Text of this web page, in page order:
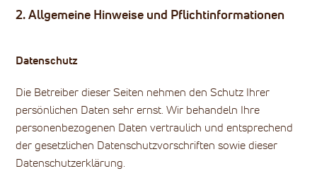
2. Allgemeine Hinweise und Pflichtinformationen
Datenschutz
Die Betreiber dieser Seiten nehmen den Schutz Ihrer
persönlichen Daten sehr ernst. Wir behandeln Ihre
personenbezogenen Daten vertraulich und entsprechend
der gesetzlichen Datenschutzvorschriften sowie dieser
Datenschutzerklärung.